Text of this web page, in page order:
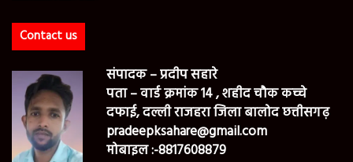
Contact us
संपादक – प्रदीप सहारे
पता – वार्ड क्रमांक 14 , शहीद चौक कच्चे
दफाई, दल्ली राजहरा जिला बालोद छत्तीसगढ़
pradeepksahare@gmail.com
मोबाइल :-8817608879